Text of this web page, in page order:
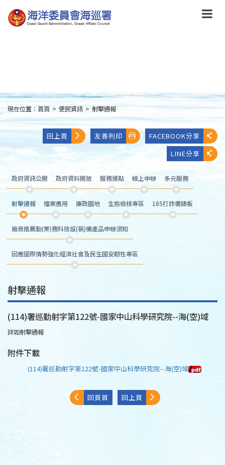
到
主
:::
現在位置： 首頁 > 便民資訊 > 射擊通報
回上頁 友善列印
FACEBOOK分享
LINE分享
政府資訊公開 政府資料開放 服務據點 線上申辦 多元服務
射擊通報 檔案應用 廉政園地 生態檢核專區 165打詐儀錶板
廠商推薦勤(業)務科技設(裝)備產品申辦須知
因應國際情勢強化經濟社會及民生國安韌性專區
射擊通報
(114)署巡勤射字第122號-國家中山科學研究院--海(空)域
詳如射擊通報
附件下載
(114)署巡勤射字第122號-國家中山科學研究院--海(空)域
回頁首 回上頁